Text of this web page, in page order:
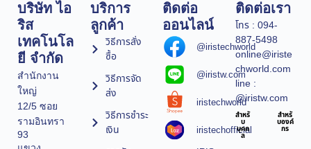
บริษัท ไอ
ริส
เทคโนโล
ยี จำกัด
สำนักงาน
ใหญ่
12/5 ซอย
รามอินทรา
93
บริการ
ลูกค้า
วิธีการสั่ง
ซื้อ
วิธีการจัด
ส่ง
วิธีการชำระ
เงิน
ติดต่อ
ออนไลน์
@iristechworld
@iristw.com
iristechworld
iristechofficial
ติดต่อเรา
โทร : 094-
887-5498
online@iriste
chworld.com
line :
@iristw.com
สำหรั
บ
บุคค
ล
สำหรั
บองค์
กร